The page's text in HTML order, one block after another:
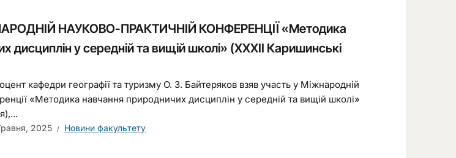
НАУКОВО-ПРАКТИЧНІЙ КОНФЕРЕНЦІЇ «Методика
дисциплін у середній та вищій школі» (XXХIІ Каришинські
кафедри географії та туризму О. З. Байтеряков взяв участь у Міжнародній
«Методика навчання природничих дисциплін у середній та вищій школі»
2025 Новини факультету